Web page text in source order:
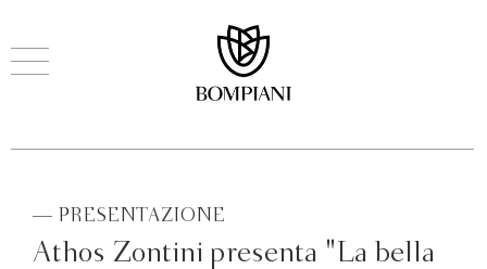
— PRESENTAZIONE
Athos Zontini presenta "La bella